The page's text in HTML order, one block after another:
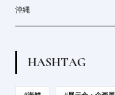
沖縄
HASHTAG